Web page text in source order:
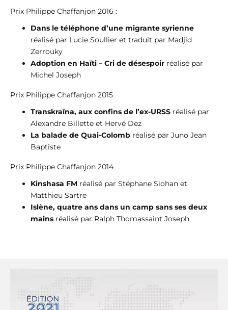
Prix Philippe Chaffanjon 2016 :
Dans le téléphone d’une migrante syrienne
réalisé par Lucie Soullier et traduit par Madjid
Zerrouky
Adoption en Haïti – Cri de désespoir réalisé par
Michel Joseph
Prix Philippe Chaffanjon 2015
Transkraïna, aux confins de l’ex-URSS réalisé par
Alexandre Billette et Hervé Dez
La balade de Quai-Colomb réalisé par Juno Jean
Baptiste
Prix Philippe Chaffanjon 2014
Kinshasa FM réalisé par Stéphane Siohan et
Matthieu Sartre
Islène, quatre ans dans un camp sans ses deux
mains réalisé par Ralph Thomassaint Joseph